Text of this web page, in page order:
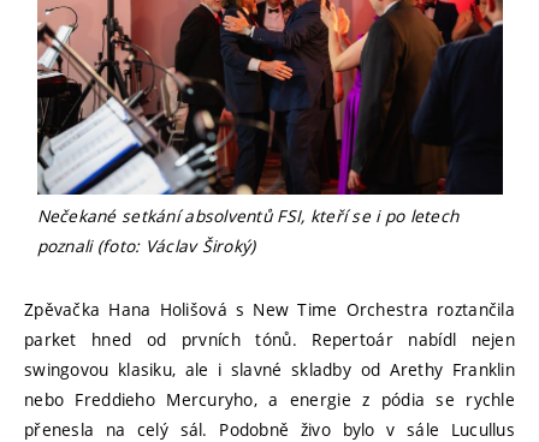
Nečekané setkání absolventů FSI, kteří se i po letech
poznali (foto: Václav Široký)
Zpěvačka Hana Holišová s New Time Orchestra roztančila
parket hned od prvních tónů. Repertoár nabídl nejen
swingovou klasiku, ale i slavné skladby od Arethy Franklin
nebo Freddieho Mercuryho, a energie z pódia se rychle
přenesla na celý sál. Podobně živo bylo v sále Lucullus